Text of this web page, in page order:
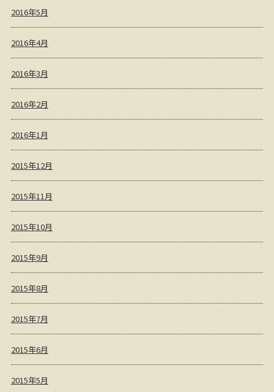
2016年5月
2016年4月
2016年3月
2016年2月
2016年1月
2015年12月
2015年11月
2015年10月
2015年9月
2015年8月
2015年7月
2015年6月
2015年5月